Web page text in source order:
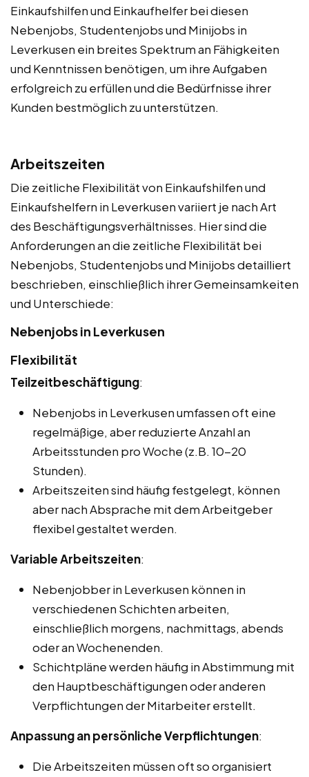
Einkaufshilfen und Einkaufhelfer bei diesen
Nebenjobs, Studentenjobs und Minijobs in
Leverkusen ein breites Spektrum an Fähigkeiten
und Kenntnissen benötigen, um ihre Aufgaben
erfolgreich zu erfüllen und die Bedürfnisse ihrer
Kunden bestmöglich zu unterstützen.
Arbeitszeiten
Die zeitliche Flexibilität von Einkaufshilfen und
Einkaufshelfern in Leverkusen variiert je nach Art
des Beschäftigungsverhältnisses. Hier sind die
Anforderungen an die zeitliche Flexibilität bei
Nebenjobs, Studentenjobs und Minijobs detailliert
beschrieben, einschließlich ihrer Gemeinsamkeiten
und Unterschiede:
Nebenjobs in Leverkusen
Flexibilität
Teilzeitbeschäftigung:
Nebenjobs in Leverkusen umfassen oft eine
regelmäßige, aber reduzierte Anzahl an
Arbeitsstunden pro Woche (z.B. 10-20
Stunden).
Arbeitszeiten sind häufig festgelegt, können
aber nach Absprache mit dem Arbeitgeber
flexibel gestaltet werden.
Variable Arbeitszeiten:
Nebenjobber in Leverkusen können in
verschiedenen Schichten arbeiten,
einschließlich morgens, nachmittags, abends
oder an Wochenenden.
Schichtpläne werden häufig in Abstimmung mit
den Hauptbeschäftigungen oder anderen
Verpflichtungen der Mitarbeiter erstellt.
Anpassung an persönliche Verpflichtungen:
Die Arbeitszeiten müssen oft so organisiert